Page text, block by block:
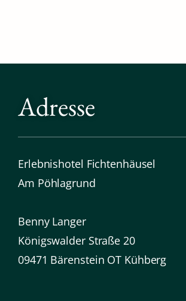
Adresse
Erlebnishotel Fichtenhäusel
Am Pöhlagrund
Benny Langer
Königswalder Straße 20
09471 Bärenstein OT Kühberg